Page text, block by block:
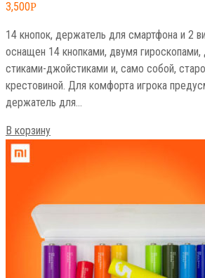
3,500Р
14 кнопок, держатель для смартфона и 2
оснащен 14 кнопками, двумя
стиками-джойстиками и, само собой,
крестовиной. Для комфорта игрока
держатель для…
В корзину